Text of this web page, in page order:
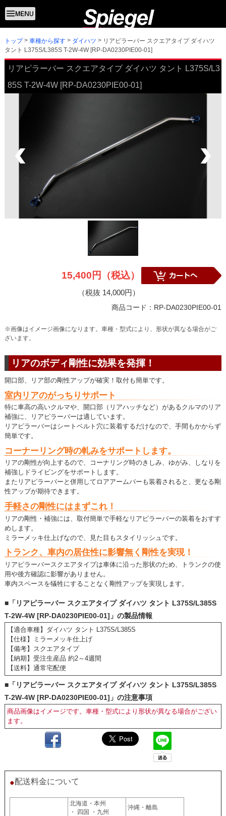
トップ 車種から探す ダイハツ
リアピラーバー スクエアタイプ ダイハツ
タント L375S/L385S T-2W-4W [RP-DA0230PIE00-01]
リアピラーバー スクエアタイプ ダイハツ タント L375S/L3
85S T-2W-4W [RP-DA0230PIE00-01]
15,400円（税込）
（税抜 14,000円）
商品コード：RP-DA0230PIE00-01
※画像はイメージ画像になります。車種・型式により、形状が異なる場合がご
ざいます。
リアのボディ剛性に効果を発揮！
開口部、リア部の剛性アップが確実！取付も簡単です。
室内リアのがっちりサポート
特に車高の高いクルマや、開口部（リアハッチなど）があるクルマのリア
補強に、リアピラーバーは適しています。
リアピラーバーはシートベルト穴に装着するだけなので、手間もかからず
簡単です。
コーナーリング時の軋みをサポートします。
リアの剛性が向上するので、コーナリング時のきしみ、ゆがみ、しなりを
補強しドライビングをサポートします。
またリアピラーバーと併用してロアアームバーも装着されると、更なる剛
性アップが期待できます。
手軽さの剛性にはまずこれ！
リアの剛性・補強には、取付簡単で手軽なリアピラーバーの装着をおすす
めします。
ミラーメッキ仕上げなので、見た目もスタイリッシュです。
トランク、車内の居住性に影響無く剛性を実現！
リアピラーバースクエアタイプは車体に沿った形状のため、トランクの使
用や後方確認に影響がありません。
車内スペースを犠牲にすることなく剛性アップを実現します。
■「リアピラーバー スクエアタイプ ダイハツ タント L375S/L385S
T-2W-4W [RP-DA0230PIE00-01]」の製品情報
【適合車種】ダイハツ タント L375S/L385S
【仕様】ミラーメッキ仕上げ
【備考】スクエアタイプ
【納期】受注生産品 約2～4週間
【送料】通常宅配便
■「リアピラーバー スクエアタイプ ダイハツ タント L375S/L385S
T-2W-4W [RP-DA0230PIE00-01]」の注意事項
商品画像はイメージです。車種・型式により形状が異なる場合がござい
ます。
●配送料金について
北海道・本州
・ 四国 ・九州
沖縄・離島